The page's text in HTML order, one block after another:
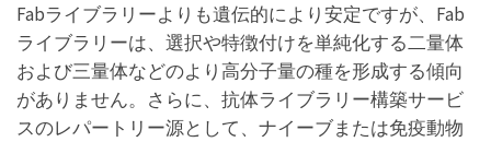
Fabライブラリーよりも遺伝的により安定ですが、Fab
ライブラリーは、選択や特徴付けを単純化する二量体
および三量体などのより高分子量の種を形成する傾向
がありません。さらに、抗体ライブラリー構築サービ
スのレパートリー源として、ナイーブまたは免疫動物